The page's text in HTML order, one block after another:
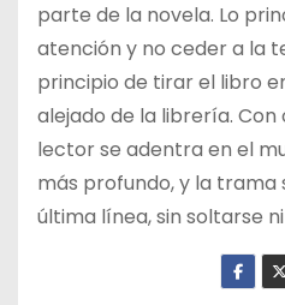
parte de la novela. Lo
atención y no ceder a la
principio de tirar el libro
alejado de la librería.
lector se adentra en el
más profundo, y la trama
última línea, sin soltarse